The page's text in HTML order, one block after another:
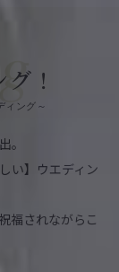
！
ィング～
。
い】ウエディン
福されながらこ